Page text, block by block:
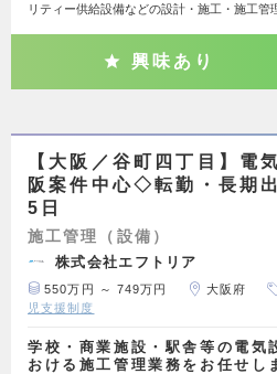
リティー供給設備などの設計・施工・施工管
興味あり
【大阪／谷町四丁目】電
阪案件中心◇転勤・長期
5日
施工管理（設備）
株式会社エフトリア
550万円 ～ 749万円 大阪府
児支援制度
学校・商業施設・駅舎等の電気
おける施工管理業務をお任せし